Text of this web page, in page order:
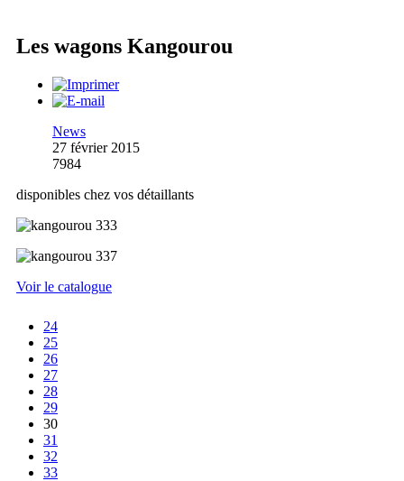
Les wagons Kangourou
News
27 février 2015
7984
disponibles chez vos détaillants
Voir le catalogue
24
25
26
27
28
29
30
31
32
33